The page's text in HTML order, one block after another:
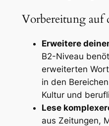
Vorbereitung auf
Erweitere
B2-Niveau
erweiterten
in den
Kultur und
Lese
aus Zeitungen,